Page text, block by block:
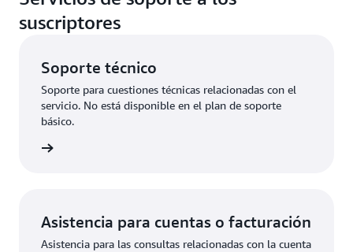
suscriptores
Soporte técnico
Soporte para cuestiones técnicas relacionadas con el
servicio. No está disponible en el plan de soporte
básico.
Asistencia para cuentas o facturación
Asistencia para las consultas relacionadas con la cuenta